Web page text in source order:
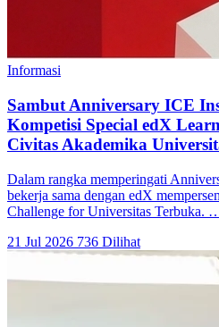
Informasi
Sambut Anniversary ICE
Kompetisi Special edX
Civitas Akademika
Dalam rangka memperingati
bekerja sama dengan edX
Challenge for Universitas Terbuka.
21 Jul 2026 736 Dilihat